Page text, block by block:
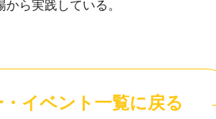
ら実践している。
イベント一覧に戻る